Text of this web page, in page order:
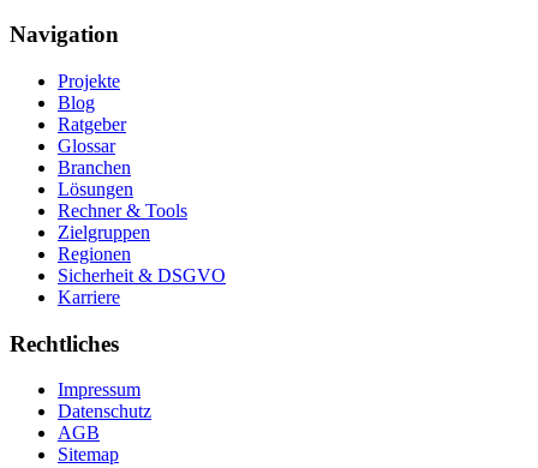
Navigation
Projekte
Blog
Ratgeber
Glossar
Branchen
Lösungen
Rechner & Tools
Zielgruppen
Regionen
Sicherheit & DSGVO
Karriere
Rechtliches
Impressum
Datenschutz
AGB
Sitemap